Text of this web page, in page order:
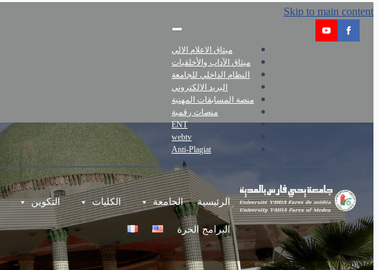
Skip to main content
ميثاق الاعلام الالي
ميثاق الآداب والأخلقيات
النظام الداخلي للجامعة
البريد الالكتروني
منصة المسابقات المهنية
منصات رقمية
ENT
webtv
Anti-Plagiat
الرئيسية الجامعة الكليات التكوين
البرامج الحرة